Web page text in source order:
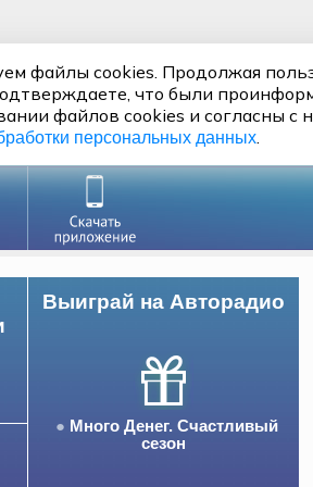
Выиграй на Авторадио
Много Денег. Счастливый
сезон
файлы cookies. Продолжая
что были
файлов cookies и согласны с
персональных данных.